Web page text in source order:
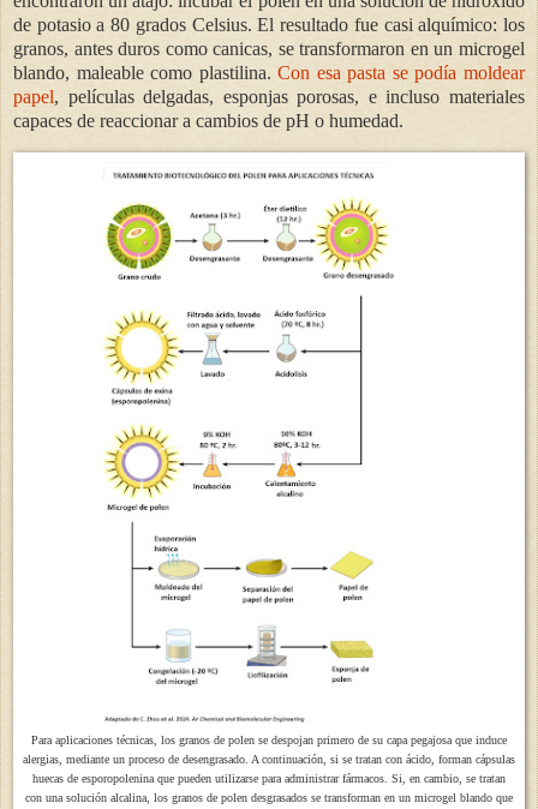
de potasio a 80 grados Celsius. El resultado fue casi alquímico: los
granos, antes duros como canicas, se transformaron en un microgel
blando, maleable como plastilina.Con esa pasta se podía moldear
papel, películas delgadas, esponjas porosas, e incluso materiales
capaces de reaccionar a cambios de pH o humedad.
Para aplicaciones técnicas, los granos de polen se despojan primero de su capa pegajosa que induce
alergias, mediante un proceso de desengrasado. A continuación, si se tratan con ácido, forman cápsulas
huecas de esporopolenina que pueden utilizarse para administrar fármacos. Si, en cambio, se tratan
con una solución alcalina, los granos de polen desgrasados se transforman en un microgel blando que